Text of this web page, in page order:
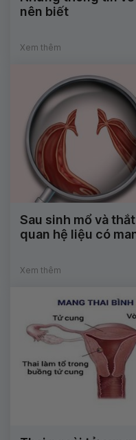
nên biết
Xem thêm
Sau sinh mổ và
quan hệ liệu có
Xem thêm